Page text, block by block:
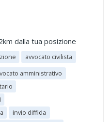
dalla tua posizione
avvocato civilista
amministrativo
invio diffida